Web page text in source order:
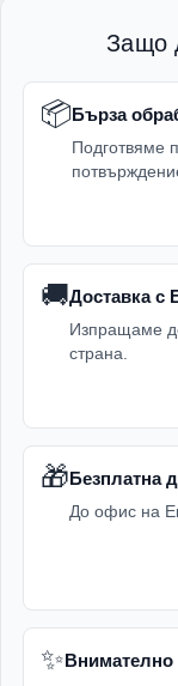
Защо
📦Бърза
Подготвяме
🚚Доставка с
Изпращаме
страна.
🎁Безплатна
До офис на
✨Внимателно